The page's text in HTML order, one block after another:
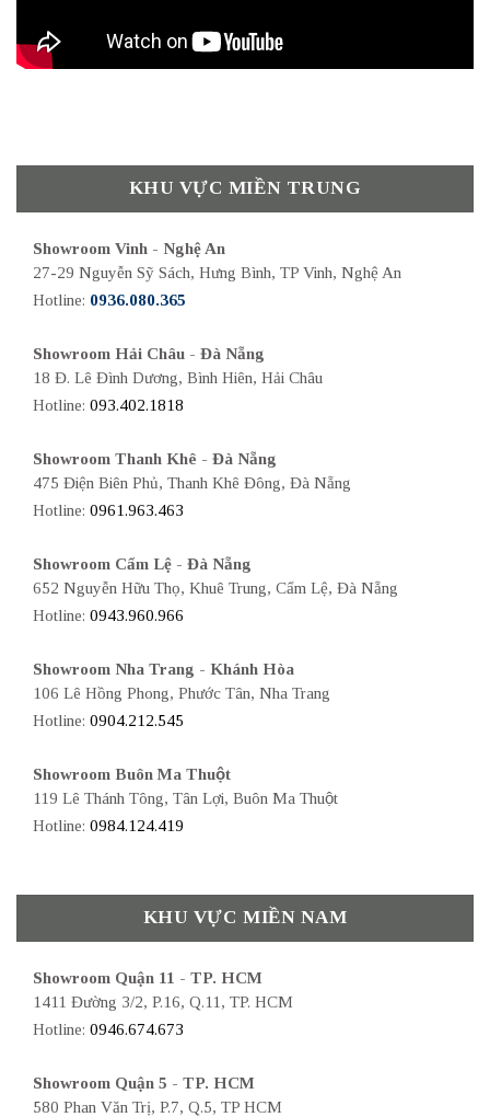
KHU VỰC MIỀN TRUNG
Showroom Vinh - Nghệ An
27-29 Nguyễn Sỹ Sách, Hưng Bình, TP Vinh, Nghệ An
Hotline: 0936.080.365
Showroom Hải Châu - Đà Nẵng
18 Đ. Lê Đình Dương, Bình Hiên, Hải Châu
Hotline: 093.402.1818
Showroom Thanh Khê - Đà Nẵng
475 Điện Biên Phủ, Thanh Khê Đông, Đà Nẵng
Hotline: 0961.963.463
Showroom Cẩm Lệ - Đà Nẵng
652 Nguyễn Hữu Thọ, Khuê Trung, Cẩm Lệ, Đà Nẵng
Hotline: 0943.960.966
Showroom Nha Trang - Khánh Hòa
106 Lê Hồng Phong, Phước Tân, Nha Trang
Hotline: 0904.212.545
Showroom Buôn Ma Thuột
119 Lê Thánh Tông, Tân Lợi, Buôn Ma Thuột
Hotline: 0984.124.419
KHU VỰC MIỀN NAM
Showroom Quận 11 - TP. HCM
1411 Đường 3/2, P.16, Q.11, TP. HCM
Hotline: 0946.674.673
Showroom Quận 5 - TP. HCM
580 Phan Văn Trị, P.7, Q.5, TP HCM